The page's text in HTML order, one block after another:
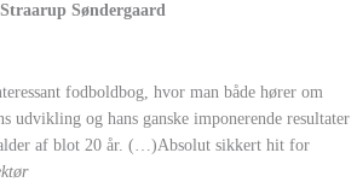
Søndergaard
fodboldbog, hvor man både hører om
udvikling og hans ganske imponerende resultater
af blot 20 år. (…)Absolut sikkert hit for